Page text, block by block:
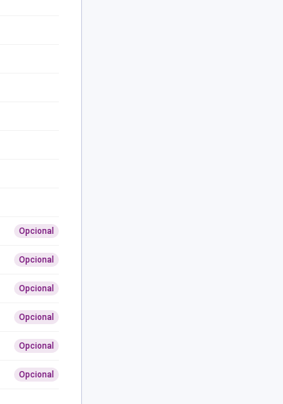
Opcional
Opcional
Opcional
Opcional
Opcional
Opcional